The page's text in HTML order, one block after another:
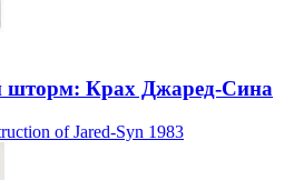
шторм: Крах Джаред-Сина
of Jared-Syn 1983